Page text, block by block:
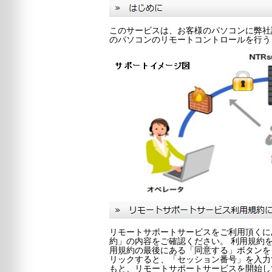
このサービスは、お客様のパソコンに弊
のパソコンのリモートコントロールを行
リモートサポートサービスをご利用頂く
約」の内容をご確認ください。 利用規約
用規約の最後にある「同意する」ボタン
リックすると、「セッション番号」を入
もと、リモートサポートサービスを開始